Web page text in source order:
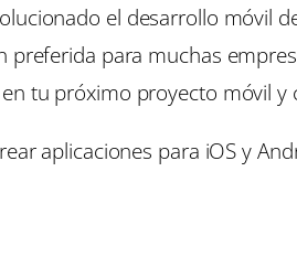
el desarrollo móvil
preferida para muchas
tu próximo proyecto móvil
aplicaciones para iOS y